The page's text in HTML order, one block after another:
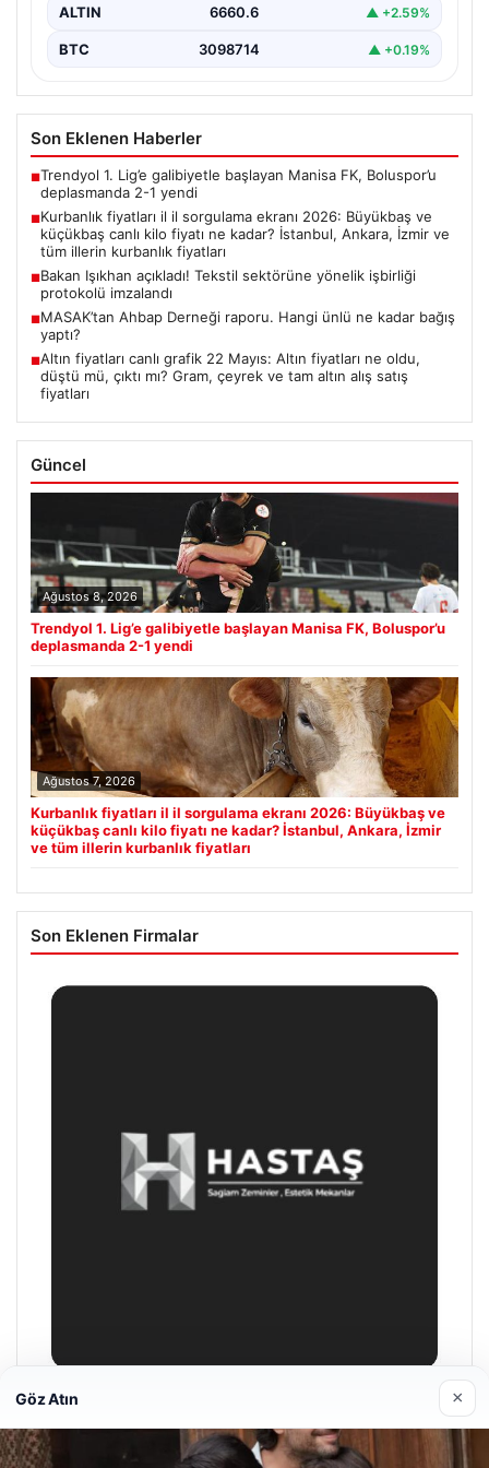
ALTIN 6660.6 ▲ +2.59%
BTC 3098714 ▲ +0.19%
Son Eklenen Haberler
■Trendyol 1. Lig’e galibiyetle başlayan Manisa FK, Boluspor’u
deplasmanda 2-1 yendi
■Kurbanlık fiyatları il il sorgulama ekranı 2026: Büyükbaş ve
küçükbaş canlı kilo fiyatı ne kadar? İstanbul, Ankara, İzmir ve
tüm illerin kurbanlık fiyatları
■Bakan Işıkhan açıkladı! Tekstil sektörüne yönelik işbirliği
protokolü imzalandı
■MASAK’tan Ahbap Derneği raporu. Hangi ünlü ne kadar bağış
yaptı?
■Altın fiyatları canlı grafik 22 Mayıs: Altın fiyatları ne oldu,
düştü mü, çıktı mı? Gram, çeyrek ve tam altın alış satış
fiyatları
Güncel
Ağustos 8, 2026
Trendyol 1. Lig’e galibiyetle başlayan Manisa FK, Boluspor’u
deplasmanda 2-1 yendi
Ağustos 7, 2026
Kurbanlık fiyatları il il sorgulama ekranı 2026: Büyükbaş ve
küçükbaş canlı kilo fiyatı ne kadar? İstanbul, Ankara, İzmir
ve tüm illerin kurbanlık fiyatları
Son Eklenen Firmalar
Nisan 29, 2026
Göz Atın ×